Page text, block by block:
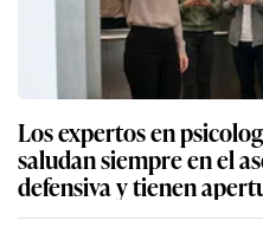
Los expertos en
saludan siempre en el
defensiva y tienen